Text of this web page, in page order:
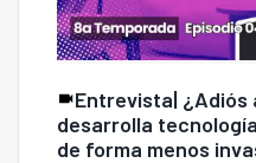
Entrevista| ¿Adiós
desarrolla
de forma menos